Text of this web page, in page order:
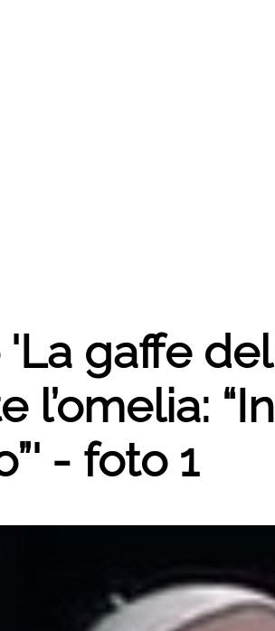
gaffe del
l’omelia: “In
- foto 1